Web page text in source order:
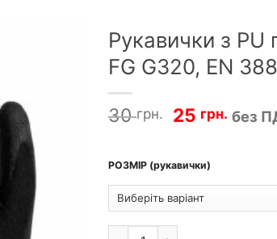
Рукавички з
FG G320, EN
30грн. 25 грн. без
РОЗМІР (рукавички)